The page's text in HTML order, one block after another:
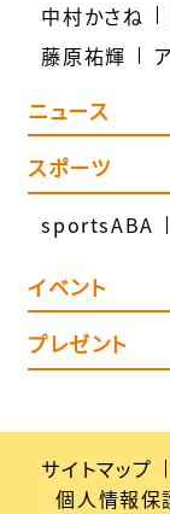
中村かさね
藤原祐輝
ニュース
スポーツ
sportsABA
イベント
プレゼント
サイトマップ
個人情報保